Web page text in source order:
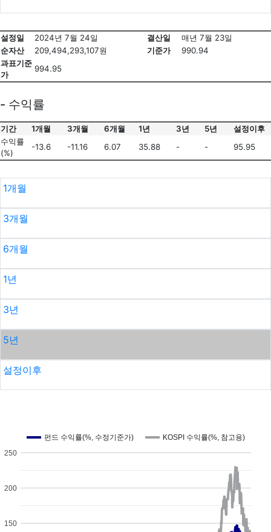
설정일 2024년 7월 24일 결산일
매년 7월 23일
순자산
209,494,293,107원 기준가
990.94
과표기준
가
994.95
- 수익률
기간 1개월 3개월 6개월 1년 3년 5년
설정이후
수익률
(%)
-13.6 -11.16 6.07 35.88 - - 95.95
1개월
3개월
6개월
1년
3년
5년
설정이후
펀드 수익률(%, 수정기준가) KOSPI 수익률(%, 참고용)
150
200
250